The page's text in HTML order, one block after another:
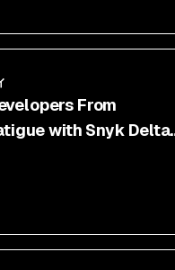
From
with Snyk Delta